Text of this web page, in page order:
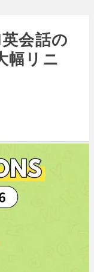
会話の
幅リニ